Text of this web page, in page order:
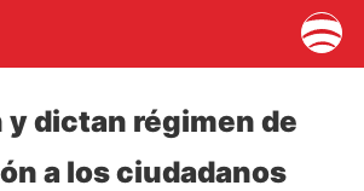
y dictan régimen de
a los ciudadanos